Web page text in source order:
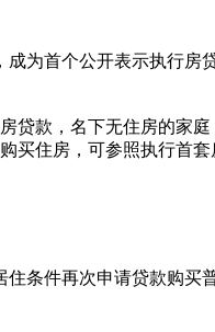
成为首个公开表示执行
款，名下无住房的家
买住房，可参照执行首
条件再次申请贷款购买